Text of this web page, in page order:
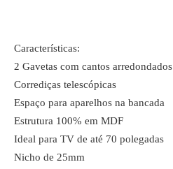
Características:
2 Gavetas com cantos arredondados
Corrediças telescópicas
Espaço para aparelhos na bancada
Estrutura 100% em MDF
Ideal para TV de até 70 polegadas
Nicho de 25mm